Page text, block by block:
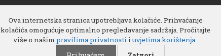
Ova internetska stranica upotrebljava kolačiće. Prihvaćanje
kolačića omogućuje optimalno pregledavanje sadržaja. Pročitajte
više o našim pravilima privatnostiiuvjetima korištenja .